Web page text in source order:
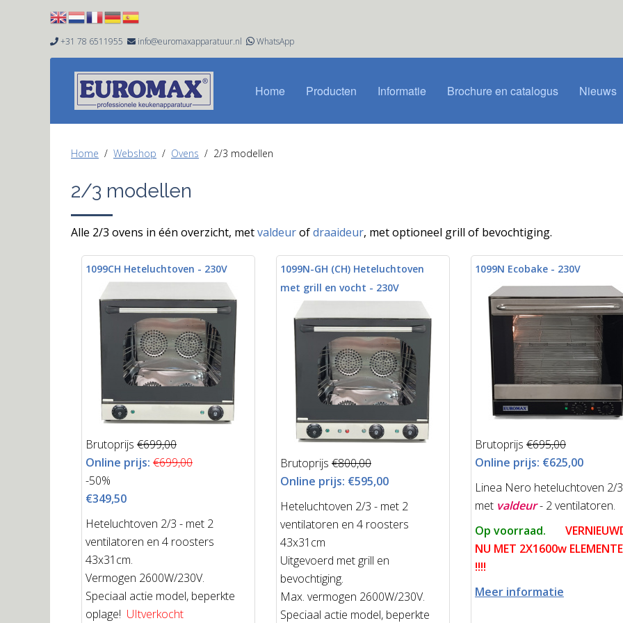
 +31 78 6511955  info@euromaxapparatuur.nl WhatsApp
Home Producten Informatie Brochure en catalogus Nieuws
Home Webshop Ovens 2/3 modellen
2/3 modellen
Alle 2/3 ovens in één overzicht, metvaldeurofdraaideur, met optioneel grill of bevochtiging.
1099CH Heteluchtoven - 230V
Brutoprijs €699,00
Online prijs: €699,00
-50%
€349,50
Heteluchtoven 2/3 - met 2
ventilatoren en 4 roosters
43x31cm.
Vermogen 2600W/230V.
Speciaal actie model, beperkte
oplage! UItverkocht
1099N-GH (CH) Heteluchtoven
met grill en vocht - 230V
Brutoprijs €800,00
Online prijs: €595,00
Heteluchtoven 2/3 - met 2
ventilatoren en 4 roosters
43x31cm
Uitgevoerd met grill en
bevochtiging.
Max. vermogen 2600W/230V.
Speciaal actie model, beperkte
1099N Ecobake - 230V
Brutoprijs €695,00
Online prijs: €625,00
Linea Nero heteluchtoven 2/
metvaldeur- 2 ventilatoren.
Op voorraad.
NU MET 2X1600w
!!!!
Meer informatie